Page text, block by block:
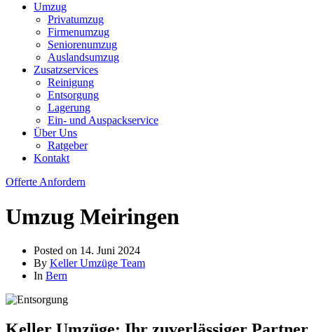
Umzug
Privatumzug
Firmenumzug
Seniorenumzug
Auslandsumzug
Zusatzservices
Reinigung
Entsorgung
Lagerung
Ein- und Auspackservice
Über Uns
Ratgeber
Kontakt
Offerte Anfordern
Umzug Meiringen
Posted on 14. Juni 2024
By Keller Umzüge Team
In Bern